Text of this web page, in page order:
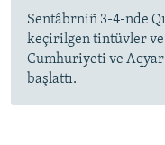
Sentâbrniñ 3-4-nde
keçirilgen tintüvler ve
Cumhuriyeti ve
başlattı.